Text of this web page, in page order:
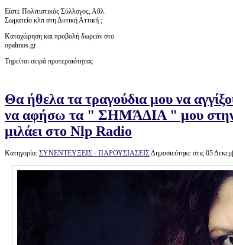
Είστε Πολιτιστικός Σύλλογος, Αθλ.
Σωματείο κλπ στη Δυτική Αττική ;
Καταχώρηση και προβολή δωρεάν στο
opalmos.gr
Τηρείται σειρά προτεραιότητας
Θα ήθελα τα τραγούδια μου να
να αφήσω τα " ΣΗΜΆΔΙΑ " μου
μιλάει στο Nlp Radio
Κατηγορία: ΣΥΝΕΝΤΕΥΞΕΙΣ - ΠΑΡΟΥΣΙΑΣΕΙΣΔημοσιεύτηκε στις 05